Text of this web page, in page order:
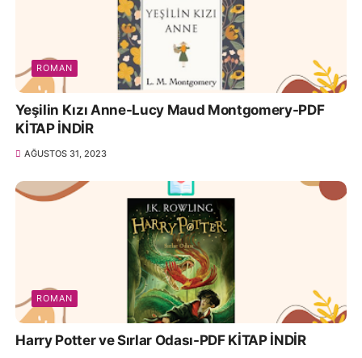
ROMAN
Yeşilin Kızı Anne-Lucy Maud Montgomery-PDF
KİTAP İNDİR
AĞUSTOS 31, 2023
ROMAN
Harry Potter ve Sırlar Odası-PDF KİTAP İNDİR